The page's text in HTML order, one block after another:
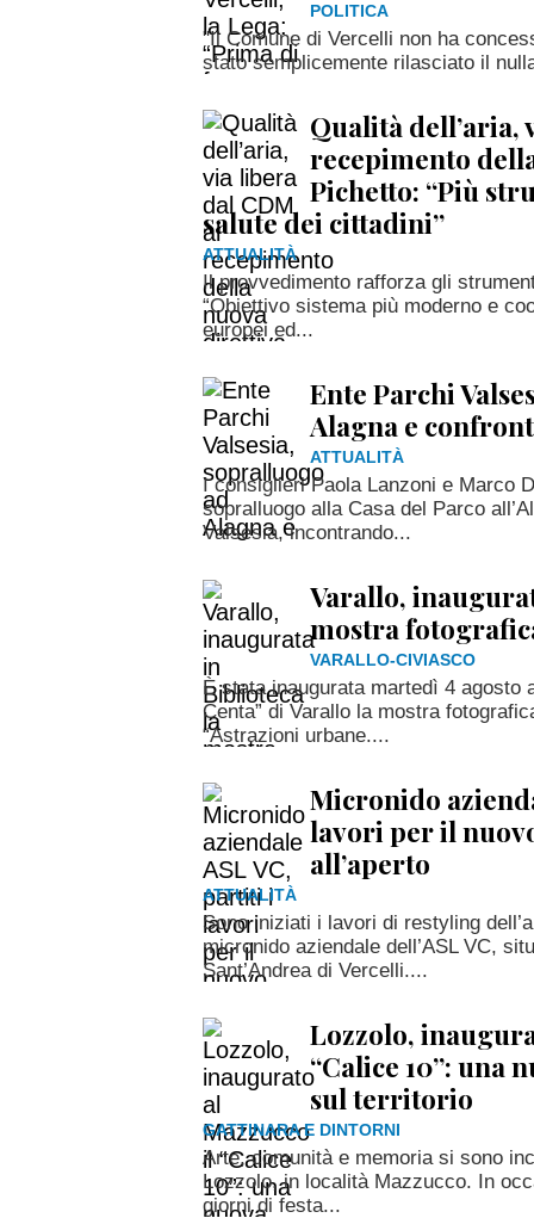
POLITICA
"Il Comune di Vercelli non ha
stato semplicemente rilasciato il
Qualità dell’aria,
recepimento
Pichetto: “Più
salute dei cittadini”
ATTUALITÀ
Il provvedimento rafforza gli
“Obiettivo sistema più moderno e
europei ed...
Ente Parchi
Alagna e
ATTUALITÀ
I consiglieri Paola Lanzoni e Marco
sopralluogo alla Casa del Parco
Valsesia, incontrando...
Varallo,
mostra
VARALLO-CIVIASCO
È stata inaugurata martedì 4 agosto
Centa” di Varallo la mostra
“Astrazioni urbane....
Micronido
lavori per il
all’aperto
ATTUALITÀ
Sono iniziati i lavori di restyling
micronido aziendale dell’ASL VC,
Sant’Andrea di Vercelli....
Lozzolo,
“Calice 10”: una
sul territorio
GATTINARA E DINTORNI
Arte, comunità e memoria si sono
Lozzolo, in località Mazzucco. In
giorni di festa...